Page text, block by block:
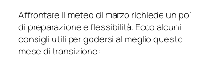
Affrontare il meteo di marzo richiede un po’
di preparazione e flessibilità. Ecco alcuni
consigli utili per godersi al meglio questo
mese di transizione: